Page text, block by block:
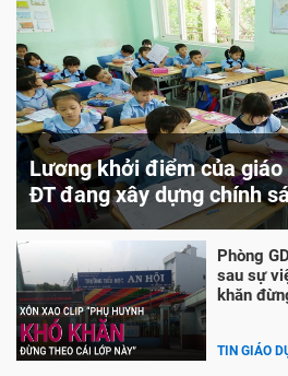
Lương khởi điểm của giáo
ĐT đang xây dựng chính
Phòng
sau sự
khăn
TIN GIÁO